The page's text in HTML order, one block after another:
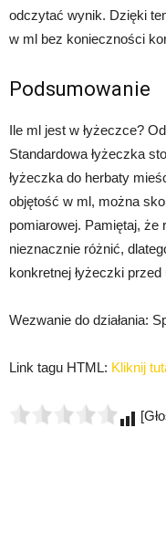
odczytać wynik. Dzięki
w ml bez konieczności
Podsumowanie
Ile ml jest w łyżeczce?
Standardowa łyżeczka
łyżeczka do herbaty
objętość w ml, można
pomiarowej. Pamiętaj, że
nieznacznie różnić,
konkretnej łyżeczki
Wezwanie do działania:
Link tagu HTML: Kliknij